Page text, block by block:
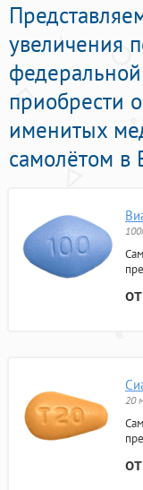
увеличения
приобрести
именитых
самолётом в
20